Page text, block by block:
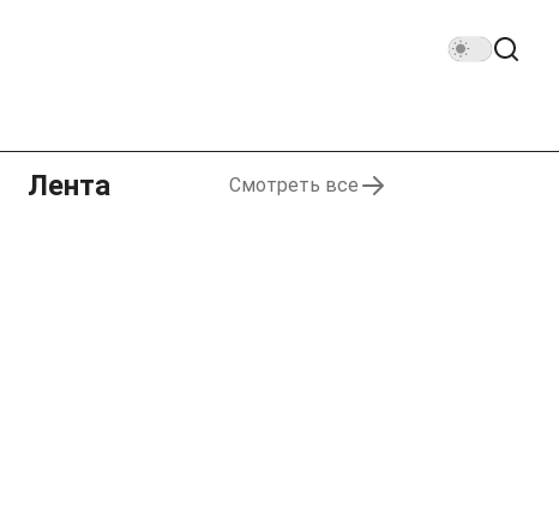
Лента Смотреть все